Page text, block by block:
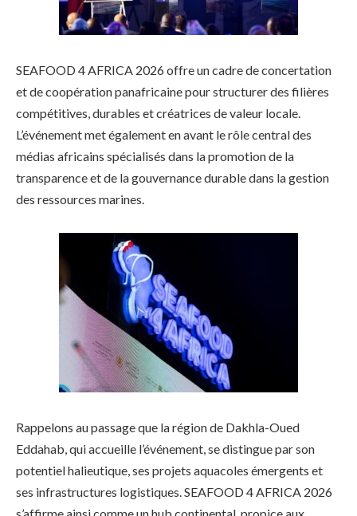
SEAFOOD 4 AFRICA 2026 offre un cadre de concertation
et de coopération panafricaine pour structurer des filières
compétitives, durables et créatrices de valeur locale.
L’événement met également en avant le rôle central des
médias africains spécialisés dans la promotion de la
transparence et de la gouvernance durable dans la gestion
des ressources marines.
Rappelons au passage que la région de Dakhla-Oued
Eddahab, qui accueille l’événement, se distingue par son
potentiel halieutique, ses projets aquacoles émergents et
ses infrastructures logistiques. SEAFOOD 4 AFRICA 2026